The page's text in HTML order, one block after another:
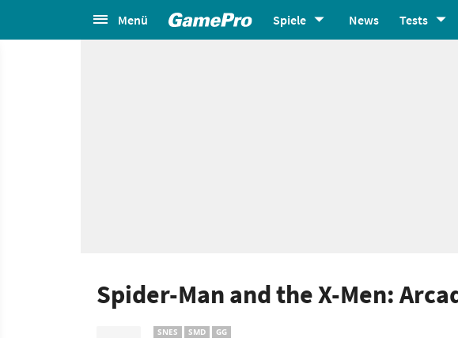
Menü Spiele News Tests
Spider-Man and the X-Men:
SNES SMD GG